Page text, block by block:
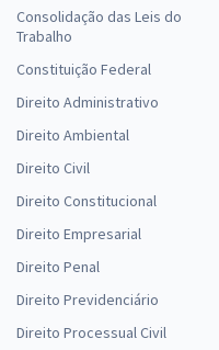
Consolidação das Leis do
Trabalho
Constituição Federal
Direito Administrativo
Direito Ambiental
Direito Civil
Direito Constitucional
Direito Empresarial
Direito Penal
Direito Previdenciário
Direito Processual Civil